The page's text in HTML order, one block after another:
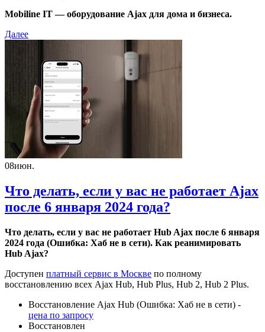
Mobiline IT — оборудование Ajax для дома и бизнеса.
Далее
08июн.
Что делать, если у вас не работает Ajax
после 6 января 2024 года​​?
Что делать, если у вас не работает Hub Ajax после 6 января
2024 года (Ошибка: Хаб не в сети). Как реанимировать
Hub Ajax?
Доступен платный сервис в Москве по полному
восстановлению всех Ajax Hub, Hub Plus, Hub 2, Hub 2 Plus.
Восстановление Ajax Hub (Ошибка: Хаб не в сети) -
цена по запросу
Восстановлен